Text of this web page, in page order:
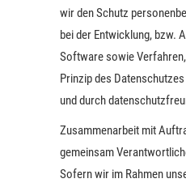
wir den Schutz
bei der Entwicklung, bzw.
Software sowie
Prinzip des
und durch
Zusammenarbeit mit
gemeinsam
Sofern wir im Rahmen